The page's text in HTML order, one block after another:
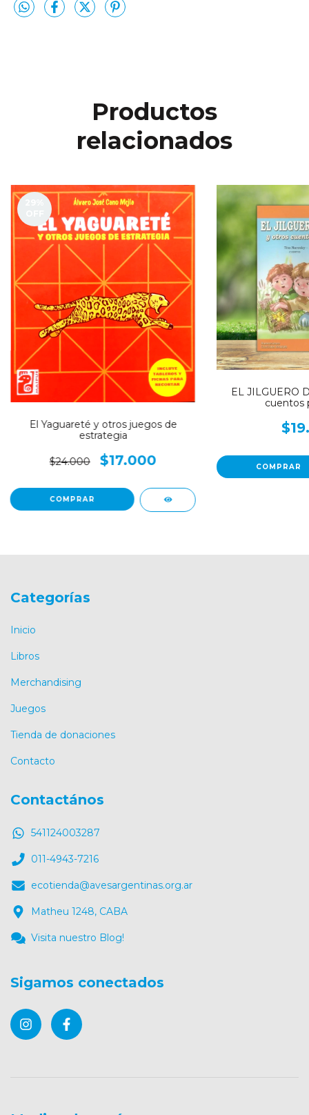
Productos
relacionados
El Yaguareté y otros juegos de
estrategia
$24.000 $17.000
EL JILGUERO
cuentos
Categorías
Inicio
Libros
Merchandising
Juegos
Tienda de donaciones
Contacto
Contactános
541124003287
011-4943-7216
ecotienda@avesargentinas.org.ar
Matheu 1248, CABA
Visita nuestro Blog!
Sigamos conectados